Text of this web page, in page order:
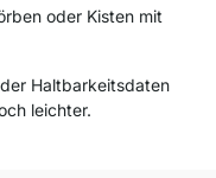
oder Kisten mit
Haltbarkeitsdaten
leichter.